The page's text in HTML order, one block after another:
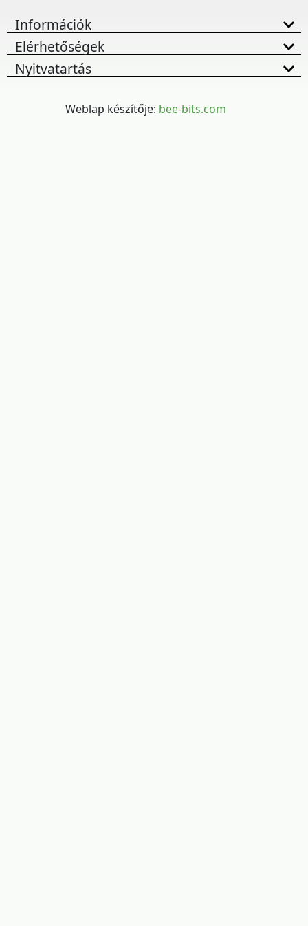
Információk
Elérhetőségek
Nyitvatartás
Weblap készítője: bee-bits.com